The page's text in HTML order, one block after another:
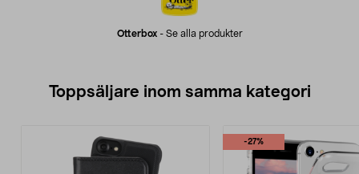
Otterbox- Se alla produkter
Toppsäljare inom samma kategori
-27%